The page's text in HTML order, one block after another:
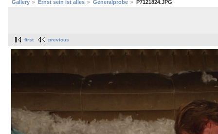
Gallery Ernst sein ist alles Generalprobe P7121824.JPG
first previous